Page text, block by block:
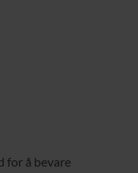
for å bevare